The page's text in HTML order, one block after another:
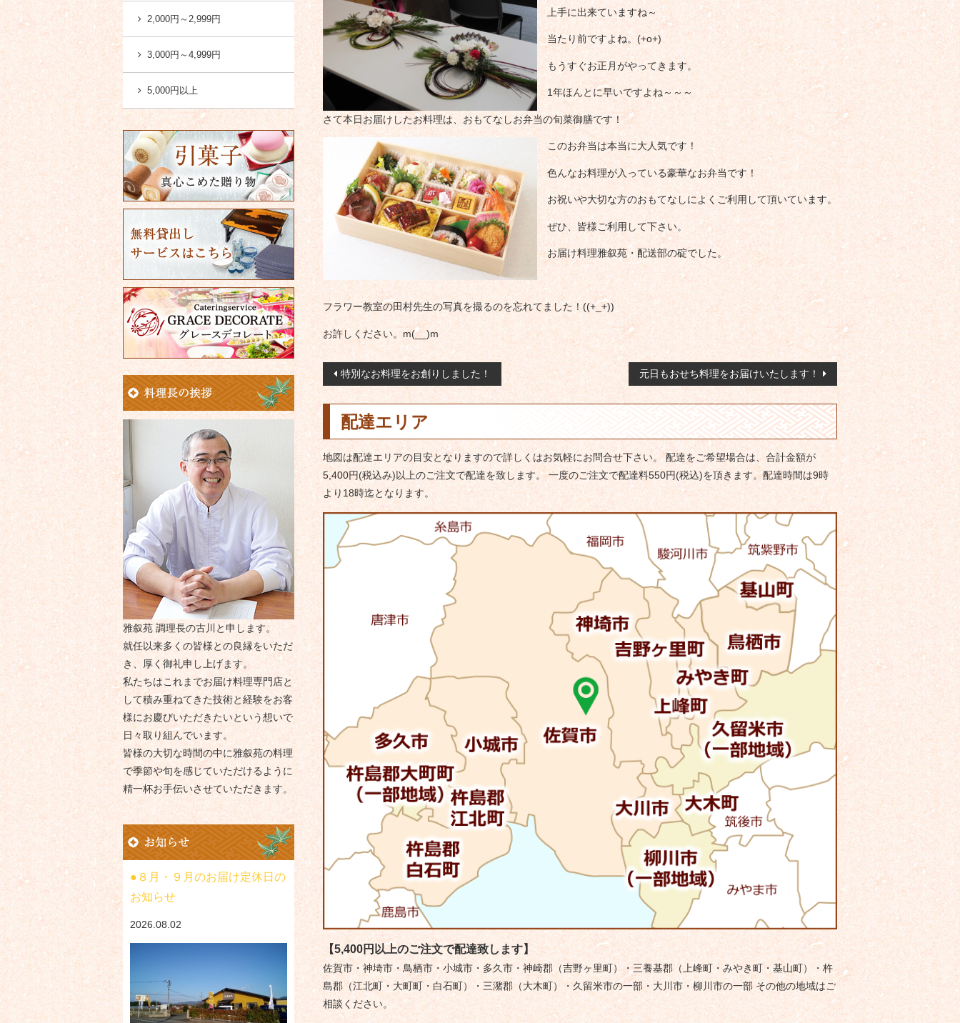
上手に出来ていますね～
当たり前ですよね。(+o+)
もうすぐお正月がやってきます。
1年ほんとに早いですよね～～～
さて本日お届けしたお料理は、おもてなしお弁当の旬菜御膳です！
このお弁当は本当に大人気です！
色んなお料理が入っている豪華なお弁当です！
お祝いや大切な方のおもてなしによくご利用して頂いています。
ぜひ、皆様ご利用して下さい。
お届け料理雅叙苑・配送部の碇でした。
フラワー教室の田村先生の写真を撮るのを忘れてました！((+_+))
お許しください。m(__)m
投
稿
ゲ
ー
シ
ョ
ン
特別なお料理をお創りしました！ 元日もおせち料理をお届けいたします！
配達エリア
地図は配達エリアの目安となりますので詳しくはお気軽にお問合せ下さい。 配達をご希望場合は、合計金額が
5,400円(税込み)以上のご注文で配達を致します。 一度のご注文で配達料550円(税込)を頂きます。配達時間は9時
より18時迄となります。
【5,400円以上のご注文で配達致します】
佐賀市・神埼市・鳥栖市・小城市・多久市・神崎郡（吉野ヶ里町）・三養基郡（上峰町・みやき町・基山町）・杵
島郡（江北町・大町町・白石町）・三潴郡（大木町）・久留米市の一部・大川市・柳川市の一部 その他の地域はご
相談ください。
2,000円～2,999円
3,000円～4,999円
5,000円以上
雅叙苑 調理長の古川と申します。
就任以来多くの皆様との良縁をいただ
き、厚く御礼申し上げます。
私たちはこれまでお届け料理専門店と
して積み重ねてきた技術と経験をお客
様にお慶びいただきたいという想いで
日々取り組んでいます。
皆様の大切な時間の中に雅叙苑の料理
で季節や旬を感じていただけるように
精一杯お手伝いさせていただきます。
８月・９月のお届け定休日の
お知らせ
2026.08.02